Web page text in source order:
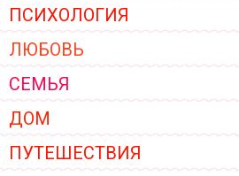
ГЛАВНЫЕ ТРЕНДЫ ВЕРХНЕЙ
ЖЕНСКОЙ ОДЕЖДЫ 2026
ПСИХОЛОГИЯ
ЛЮБОВЬ
СЕМЬЯ
ДОМ
ПУТЕШЕСТВИЯ